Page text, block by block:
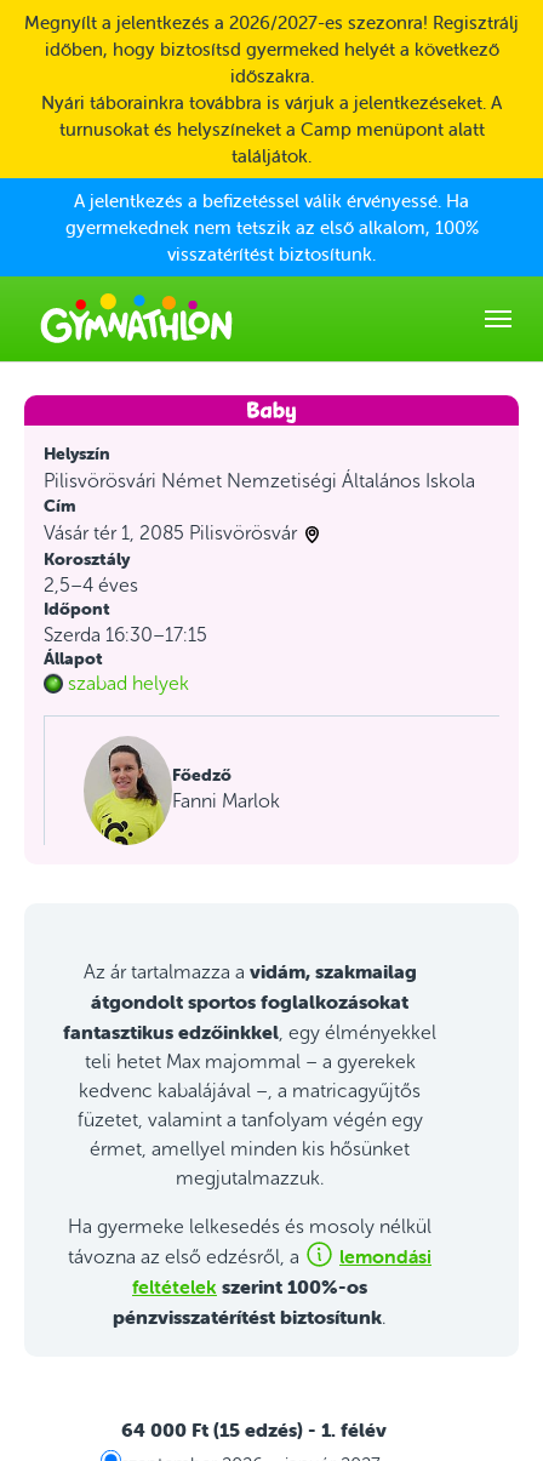
Skip to main content
Megnyílt a jelentkezés a 2026/2027-es szezonra! Regisztrálj
időben, hogy biztosítsd gyermeked helyét a következő
időszakra.
Nyári táborainkra továbbra is várjuk a jelentkezéseket. A
turnusokat és helyszíneket a Camp menüpont alatt
találjátok.
A jelentkezés a befizetéssel válik érvényessé. Ha
gyermekednek nem tetszik az első alkalom, 100%
visszatérítést biztosítunk.
Helyszín
Pilisvörösvári Német Nemzetiségi Általános Iskola
Cím
Vásár tér 1, 2085 Pilisvörösvár
Korosztály
2,5–4 éves
Időpont
Szerda 16:30–17:15
Állapot
szabad helyek
Főedző
Fanni Marlok
Az ár tartalmazza a vidám, szakmailag
átgondolt sportos foglalkozásokat
fantasztikus edzőinkkel , egy élményekkel
teli hetet Max majommal – a gyerekek
kedvenc kabalájával –, a matricagyűjtős
füzetet, valamint a tanfolyam végén egy
érmet, amellyel minden kis hősünket
megjutalmazzuk.
Ha gyermeke lelkesedés és mosoly nélkül
távozna az első edzésről, a
lemondási
feltételek szerint 100%-os
pénzvisszatérítést biztosítunk.
64 000 Ft (15 edzés) - 1. félév